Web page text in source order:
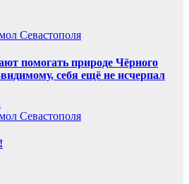
Севастополя
помогать природе Чёрного
себя ещё не исчерпал
Севастополя